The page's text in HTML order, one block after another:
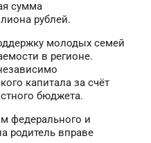
сумма
рублей.
молодых семей
в регионе.
капитала за счёт
бюджета.
федерального и
родитель вправе